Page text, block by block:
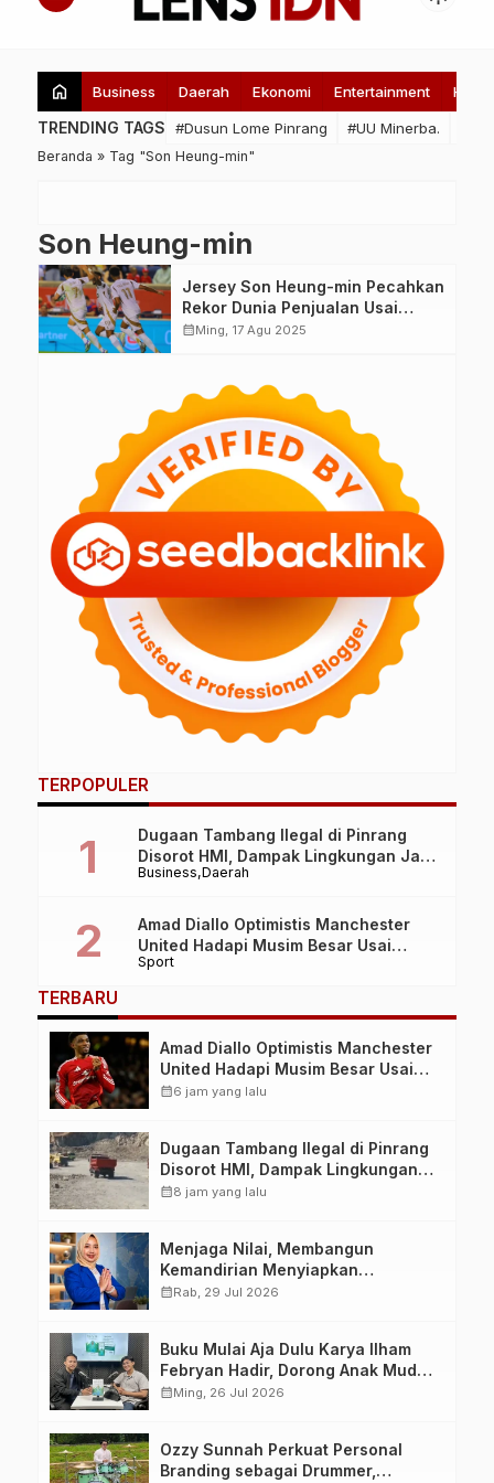
home Business Daerah Ekonomi Entertainment
TRENDING TAGS #Dusun Lome Pinrang #UU Minerba.
Beranda » Tag "Son Heung-min"
Son Heung-min
Jersey Son Heung-min Pecahkan
Rekor Dunia Penjualan Usai
Gabung LAFC
calendar_monthMing, 17 Agu 2025
TERPOPULER
Business Daerah
Dugaan Tambang Ilegal di Pinrang
Disorot HMI, Dampak Lingkungan Jadi
Perhatian
Sport
Amad Diallo Optimistis Manchester
United Hadapi Musim Besar Usai
Imbang 1-1 Lawan PSG
TERBARU
Amad Diallo Optimistis Manchester
United Hadapi Musim Besar Usai
Imbang 1-1 Lawan PSG
calendar_month6 jam yang lalu
Dugaan Tambang Ilegal di Pinrang
Disorot HMI, Dampak Lingkungan
Jadi Perhatian
calendar_month8 jam yang lalu
Menjaga Nilai, Membangun
Kemandirian Menyiapkan
Kepemimpinan Ekonomi Perempuan
Jamaah
calendar_monthRab, 29 Jul 2026
Buku Mulai Aja Dulu Karya Ilham
Febryan Hadir, Dorong Anak Muda
Berhenti Menunda dan Mulai
calendar_monthMing, 26 Jul 2026
Ozzy Sunnah Perkuat Personal
Branding sebagai Drummer,